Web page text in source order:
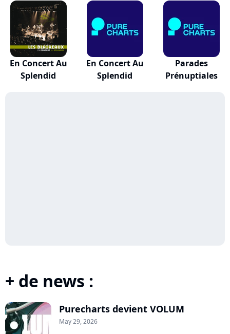
En Concert Au
Splendid
En Concert Au
Splendid
Parades
Prénuptiales
+ de news :
Purecharts devient VOLUM
May 29, 2026